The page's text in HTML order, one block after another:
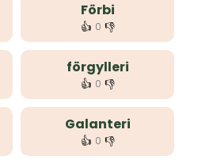
Förbi
👍 0 👎
förgylleri
👍 0 👎
Galanteri
👍 0 👎